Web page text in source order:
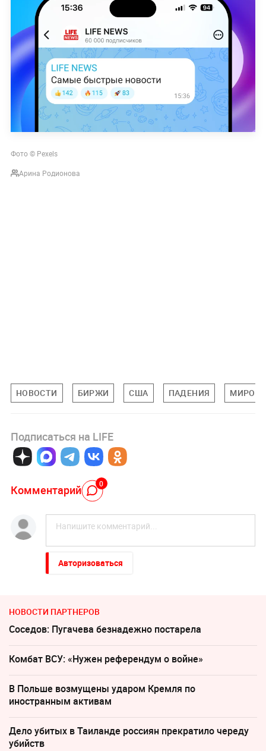
Фото © Pexels
Арина Родионова
НОВОСТИ БИРЖИ США ПАДЕНИЯ
Подписаться на LIFE
Комментарий 0
Авторизоваться
НОВОСТИ ПАРТНЕРОВ
Соседов: Пугачева безнадежно постарела
Комбат ВСУ: «Нужен референдум о войне»
В Польше возмущены ударом Кремля по
иностранным активам
Дело убитых в Таиланде россиян прекратило череду
убийств